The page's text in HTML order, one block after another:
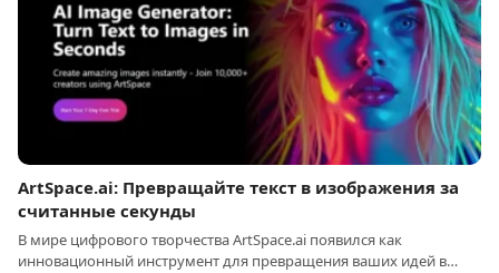
ArtSpace.ai: Превращайте текст в изображения за
считанные секунды
В мире цифрового творчества ArtSpace.ai появился как
инновационный инструмент для превращения ваших идей в…